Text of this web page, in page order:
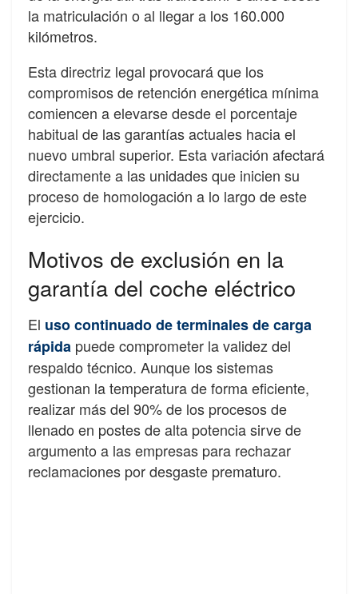
la matriculación o al llegar a los 160.000
kilómetros.
Esta directriz legal provocará que los
compromisos de retención energética mínima
comiencen a elevarse desde el porcentaje
habitual de las garantías actuales hacia el
nuevo umbral superior. Esta variación afectará
directamente a las unidades que inicien su
proceso de homologación a lo largo de este
ejercicio.
Motivos de exclusión en la
garantía del coche eléctrico
El uso continuado de terminales de carga
rápida puede comprometer la validez del
respaldo técnico. Aunque los sistemas
gestionan la temperatura de forma eficiente,
realizar más del 90% de los procesos de
llenado en postes de alta potencia sirve de
argumento a las empresas para rechazar
reclamaciones por desgaste prematuro.